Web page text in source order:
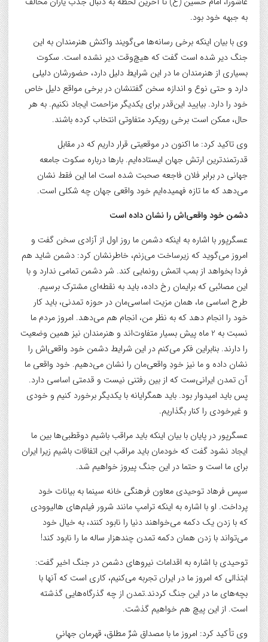
به جبهه خود بود.
وی با بیان اینکه برخی رسانه‌ها می‌گویند واکنش هنرمندان به این
جنگ دیر شده است گفت که هیچ‌وقت دیر نشده است. سکوت
بسیاری از هنرمندان ما در این شرایط دلیل دارد، حضورشان دلیلی
دارد و حتی نوع و اندازه سخن گفتنشان در برخی مواقع دلیل خاص
خود را دارد. بیایید این‌قدر برای یکدیگر مزاحمت ایجاد نکنیم. به هر
حال، ممکن است برخی رویکرد متفاوتی انتخاب کرده باشند.
وی تاکید کرد: ما اکنون در موقعیتی قرار داریم که در مقابل
قدرتمندترین ارتش جهان ایستاده‌ایم. بارها درباره سکوت جامعه
جهانی در برابر فلان فاجعه صحبت شده است اما این فقط نشان
می‌دهد که ما تازه فهمیده‌ایم خود واقعی جهان چه شکلی است.
دشمن خود واقعی‌اش را نشان داده است
عسگرپور با اشاره به اینکه دشمن ما روز اول از آزادی سخن گفت و‌
امروز می‌گوید که زیرساخت می‌زنم، خاطرنشان کرد: دشمن شاید هم‌
فردا بخواهد از بمب اتمش رونمایی کند. شر دشمن تمامی ندارد و با
این مصائبی که برایمان رخ داده، باید به نقطه‌ای مشترک برسیم.
طرح اساسی ما، همان مزیت اساسی‌مان در حوزه تمدنی، باید کار
خود را انجام دهد که به نظر من، انجام هم می‌دهد. امروز مردم ما
نسبت به 2 ماه پیش بسیار متفاوت‌اند و هنرمندان نیز همین وضعیت
را دارند. بنابراین فکر می‌کنم در این شرایط دشمن خود واقعی‌اش را
نشان داده و ما نیز خودِ واقعی‌مان را نشان می‌دهیم. خود واقعی ما
آن تمدن ایرانی‌ست که از بین رفتنی نیست و قدمتی اساسی دارد.
پس باید امیدوار بود. باید همگرایانه با یکدیگر برخورد کنیم و خودی
و غیرخودی را کنار بگذاریم.
عسگرپور در پایان با بیان اینکه باید مراقب باشیم دوقطبی‌ها بین ما
ایجاد نشود گفت که خودمان باید مراقب این اتفاقات باشیم زیرا ایران
برای ما است و حتما در این جنگ پیروز خواهیم‌ شد.
سپس فرهاد توحیدی معاون فرهنگی خانه سینما به بیانات خود
پرداخت. او با اشاره به اینکه ترامپ مانند شرور فیلم‌های هالیوودی
که با زدن یک دکمه می‌خواهند دنیا را نابود کنند، به خیال خود
می‌تواند با زدن همان دکمه تمدن چندهزار ساله ما را نابود کند!
توحیدی با اشاره به اقدامات نیروهای دشمن در جنگ اخیر گفت:
ابتذالی که امروز ما در ایران تجربه می‌کنیم، کاری است که آنها با
بچه‌های ما در این جنگ کردند.تمدن از چه گذرگاه‌هایی گذشته
است. از این پیچ هم خواهیم گذشت.
وی تأکید کرد: امروز ما با مصداق شرِّ مطلق، قهرمان جهانیِ